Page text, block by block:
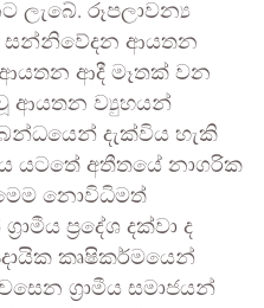
ලැබේ. රූපලාවන්‍ය
සන්නිවේදන ආයතන
ආයතන ආදී මෑතක් වන
ආයතන ව්‍යුහයන්
දැක්විය හැකි
යටතේ අතීතයේ නාගරික
නොවිධිමත්
ප‍්‍රදේශ දක්වා ද
කෘෂිකර්මයෙන්
ග‍්‍රාමීය සමාජයන්